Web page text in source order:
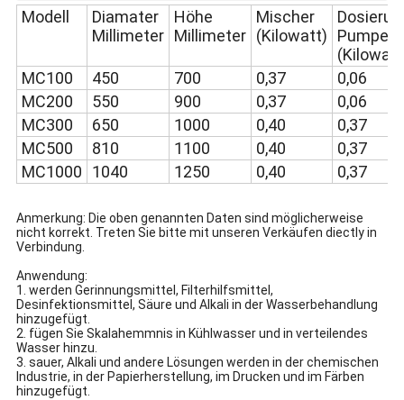
Modell
Diamater
Millimeter
Höhe
Millimeter
Mischer
(Kilowatt)
Pumpe
MC100
450 700 0,37
0,06
MC200
550 900 0,37
0,06
MC300
650 1000 0,40
0,37
MC500
810 1100 0,40
0,37
MC1000
1040 1250 0,40 0,37
Anmerkung: Die oben genannten Daten sind möglicherweise
nicht korrekt. Treten Sie bitte mit unseren Verkäufen diectly in
Verbindung.
Anwendung:
1. werden Gerinnungsmittel, Filterhilfsmittel,
Desinfektionsmittel, Säure und Alkali in der Wasserbehandlung
hinzugefügt.
2. fügen Sie Skalahemmnis in Kühlwasser und in verteilendes
Wasser hinzu.
3. sauer, Alkali und andere Lösungen werden in der chemischen
Industrie, in der Papierherstellung, im Drucken und im Färben
hinzugefügt.